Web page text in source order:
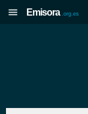
Emisora .org.es